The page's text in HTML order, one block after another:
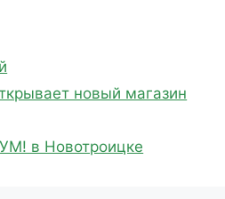
новый магазин
в Новотроицке